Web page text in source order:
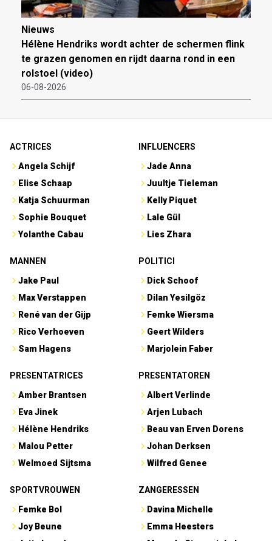
Nieuws
Hélène Hendriks wordt achter de schermen flink
te grazen genomen en rijdt daarna rond in een
rolstoel (video)
06-08-2026
ACTRICES
Angela Schijf
Elise Schaap
Katja Schuurman
Sophie Bouquet
Yolanthe Cabau
INFLUENCERS
Jade Anna
Juultje Tieleman
Kelly Piquet
Lale Gül
Lies Zhara
MANNEN
Jake Paul
Max Verstappen
René van der Gijp
Rico Verhoeven
Sam Hagens
POLITICI
Dick Schoof
Dilan Yesilgöz
Femke Wiersma
Geert Wilders
Marjolein Faber
PRESENTATRICES
Amber Brantsen
Eva Jinek
Hélène Hendriks
Malou Petter
Welmoed Sijtsma
PRESENTATOREN
Albert Verlinde
Arjen Lubach
Beau van Erven Dorens
Johan Derksen
Wilfred Genee
SPORTVROUWEN
Femke Bol
Joy Beune
ZANGERESSEN
Davina Michelle
Emma Heesters